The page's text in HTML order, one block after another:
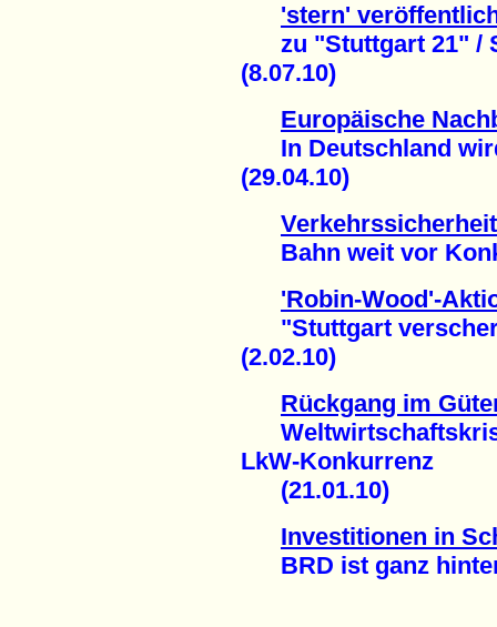
'stern'
zu "Stuttgart 21" /
(8.07.10)
Europäische
In Deutschland
(29.04.10)
Verkehrssicherheit
Bahn weit vor
'Robin-Wood'-
"Stuttgart
(2.02.10)
Rückgang im
LkW-Konkurrenz
(21.01.10)
Investitionen in
BRD ist ganz